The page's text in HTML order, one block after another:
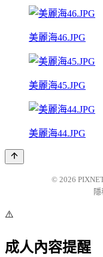
美麗海46.JPG
美麗海45.JPG
美麗海44.JPG
© 2026
⚠️
成人內容提醒